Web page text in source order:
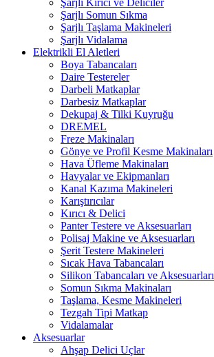
Şarjlı Kırıcı ve Deliciler
Şarjlı Somun Sıkma
Şarjlı Taşlama Makineleri
Şarjlı Vidalama
Elektrikli El Aletleri
Boya Tabancaları
Daire Testereler
Darbeli Matkaplar
Darbesiz Matkaplar
Dekupaj & Tilki Kuyruğu
DREMEL
Freze Makinaları
Gönye ve Profil Kesme Makinaları
Hava Üfleme Makinaları
Havyalar ve Ekipmanları
Kanal Kazıma Makineleri
Karıştırıcılar
Kırıcı & Delici
Panter Testere ve Aksesuarları
Polisaj Makine ve Aksesuarları
Şerit Testere Makineleri
Sıcak Hava Tabancaları
Silikon Tabancaları ve Aksesuarları
Somun Sıkma Makinaları
Taşlama, Kesme Makineleri
Tezgah Tipi Matkap
Vidalamalar
Aksesuarlar
Ahşap Delici Uçlar